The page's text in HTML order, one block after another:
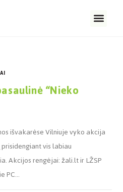
“Nieko
išvakarėse Vilniuje vyko akcija
vis labiau
Akcijos rengėjai: žali.lt ir LŽSP
PC…